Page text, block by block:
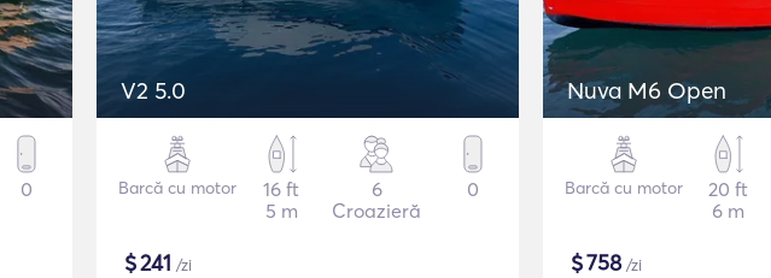
0
V2 5.0
Barcă cu motor
16 ft
5 m
6
Croazieră
0
$241 /zi
Nuva M6 Open
Barcă cu motor
20 ft
6 m
$758/zi